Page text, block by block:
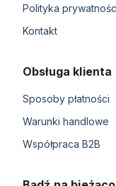
Polityka
Kontakt
Obsługa klienta
Sposoby płatności
Warunki handlowe
Współpraca B2B